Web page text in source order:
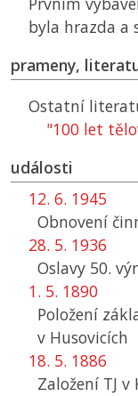
byla hrazda a
prameny,
Ostatní
"100 let
události
12. 6. 1945
Obnovení
28. 5. 1936
Oslavy 50.
1. 5. 1890
Položení
v Husovicích
18. 5. 1886
Založení TJ v